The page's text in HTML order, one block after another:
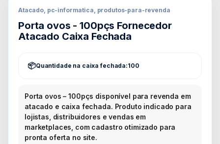
Atacado, pc-informatica, produtos-para-revenda
Porta ovos - 100pçs Fornecedor
Atacado Caixa Fechada
Quantidade na caixa fechada:100
Porta ovos – 100pçs disponível para revenda em
atacado e caixa fechada. Produto indicado para
lojistas, distribuidores e vendas em
marketplaces, com cadastro otimizado para
pronta oferta no site.